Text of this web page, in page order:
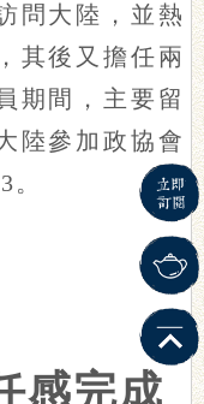
問大陸，並熱
其後又擔任兩
期間，主要留
陸參加政協會
感完成